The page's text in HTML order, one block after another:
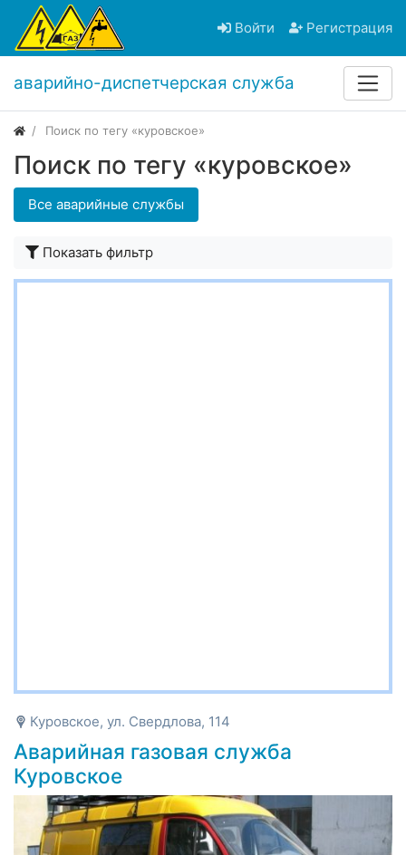
Войти Регистрация
аварийно-диспетчерская служба
Поиск по тегу «куровское»
Поиск по тегу «куровское»
Все аварийные службы
Показать фильтр
Куровское, ул. Свердлова, 114
Аварийная газовая служба
Куровское